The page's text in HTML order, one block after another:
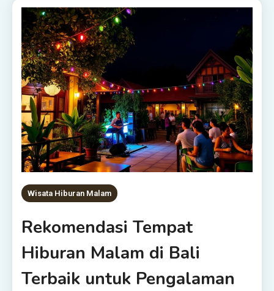
Wisata Hiburan Malam
Rekomendasi Tempat
Hiburan Malam di Bali
Terbaik untuk Pengalaman